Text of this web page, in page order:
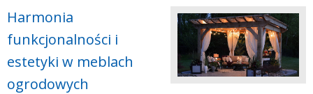
Harmonia
funkcjonalności i
estetyki w meblach
ogrodowych